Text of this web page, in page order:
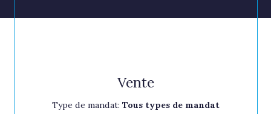
Vente
Type de mandat: Tous types de mandat